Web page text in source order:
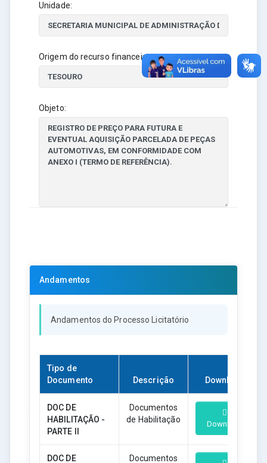
Unidade:
Origem do recurso financeiro:
Objeto:
Andamentos
Andamentos do Processo Licitatório
Tipo de
Documento
Descrição Download
DOC DE
HABILITAÇÃO -
PARTE II
Documentos
de Habilitação
Download
DOC DE Documentos